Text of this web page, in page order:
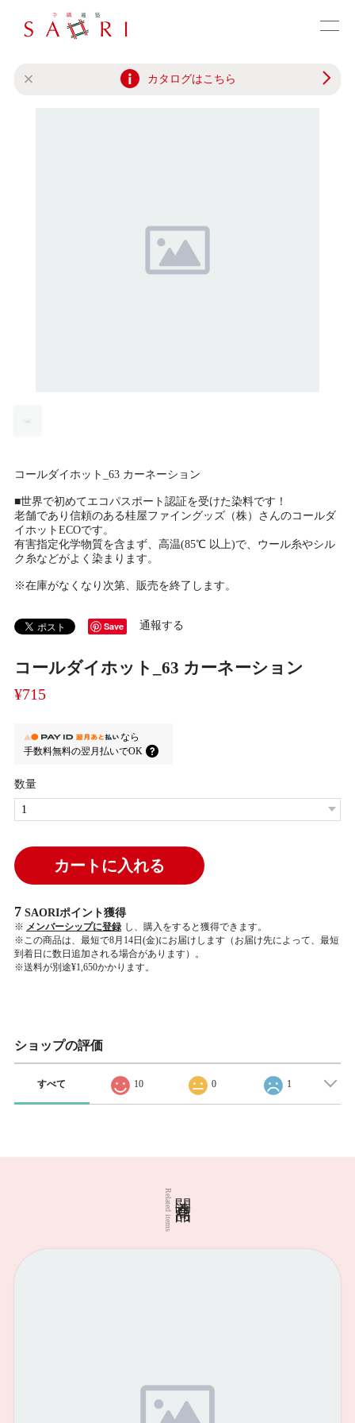
カタログはこちら
コールダイホット_63 カーネーション
¥715
なら
手数料無料の翌月払いでOK
数量
カートに入れる
7 SAORIポイント獲得
※ メンバーシップに登録 し、購入をすると獲得できます。
※この商品は、最短で8月14日(金)にお届けします（お届け先によって、最短
到着日に数日追加される場合があります）。
※送料が別途¥1,650かかります。
コールダイホット_63 カーネーション
■世界で初めてエコパスポート認証を受けた染料です！
老舗であり信頼のある桂屋ファイングッズ（株）さんのコールダ
イホットECOです。
有害指定化学物質を含まず、高温(85℃ 以上)で、ウール糸やシル
ク糸などがよく染まります。
※在庫がなくなり次第、販売を終了します。
Save 通報する
ショップの評価
すべて 10 0 1
Related items